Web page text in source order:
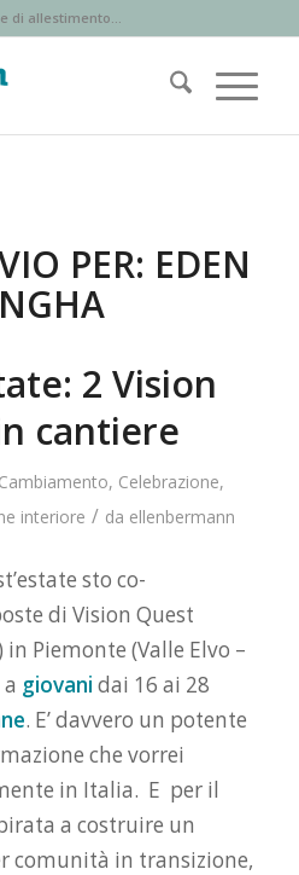
di allestimento...
PER: EDEN
2 Vision
cantiere
Cambiamento, Celebrazione,
interiore / da ellenbermann
sto co-
di Vision Quest
Piemonte (Valle Elvo –
giovani dai 16 ai 28
. E’ davvero un potente
che vorrei
in Italia. E per il
a costruire un
comunità in transizione,